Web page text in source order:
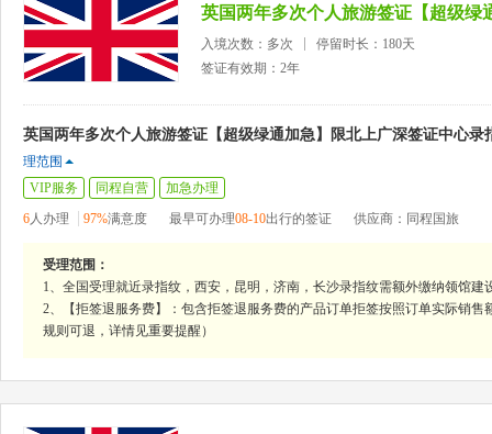
入境次数：多次
停留时长：180天
签证有效期：2年
英国两年多次个人旅游签证【超级绿通加急】限北上广深签证中心
理范围
VIP服务
同程自营
加急办理
6人办理 97%满意度 最早可办理08-10出行的签证 供应商：同程国旅
受理范围：
1、全国受理就近录指纹，西安，昆明，济南，长沙录指纹需额外缴纳领馆
2、【拒签退服务费】：包含拒签退服务费的产品订单拒签按照订单实际销
规则可退，详情见重要提醒）